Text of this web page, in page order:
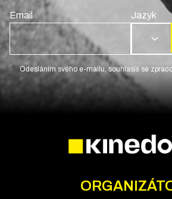
Email Jazyk
CS
Odesláním svého e-mailu, souhlasíš se